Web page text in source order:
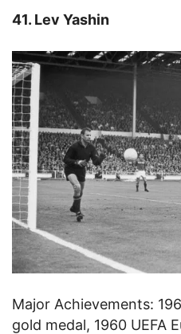
41. Lev Yashin
Major Achievements:
gold medal, 1960 UEFA